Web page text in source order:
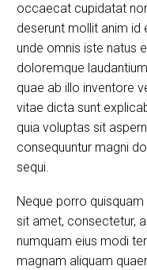
occaecat cupidatat
deserunt mollit anim id
unde omnis iste natus
doloremque
quae ab illo inventore
vitae dicta sunt
quia voluptas sit
consequuntur magni
sequi.
Neque porro
sit amet, consectetur,
numquam eius modi
magnam aliquam